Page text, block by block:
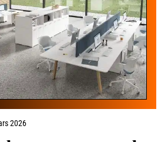
2026